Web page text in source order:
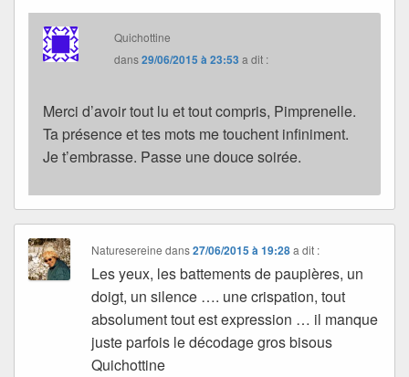
Quichottine
dans29/06/2015 à 23:53 a dit :
Merci d’avoir tout lu et tout compris, Pimprenelle.
Ta présence et tes mots me touchent infiniment.
Je t’embrasse. Passe une douce soirée.
Naturesereine dans27/06/2015 à 19:28 a dit :
Les yeux, les battements de paupières, un
doigt, un silence …. une crispation, tout
absolument tout est expression … il manque
juste parfois le décodage gros bisous
Quichottine